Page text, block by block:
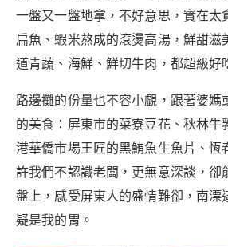
一盤又一盤地拿，不好意思，實在太
扁魚、蝦米熬成的滾燙高湯，鮮甜滋
道青蔬、海鮮、鮮切牛肉，都超級好
路邊攤的份量也不容小覷，跟著婆媽
的美食：屏東市的菜寮豆花、秋林牛
港華僑市場王匠的黑鮪魚生魚片、恆
許我們不認識老闆，更無意深談，卻
盤上，感受屏東人的盛情難卻，南漂
疑是我的胃。